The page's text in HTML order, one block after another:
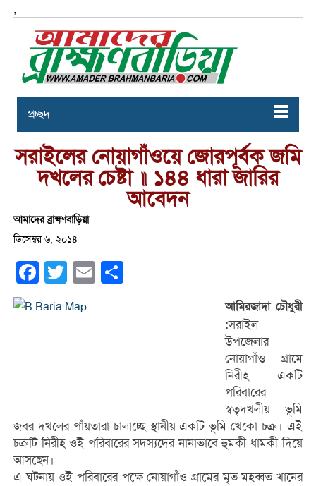
,
প্রচ্ছদ
সরাইলের নোয়াগাঁওয়ে জোরপূর্বক জমি
দখলের চেষ্টা ॥ ১৪৪ ধারা জারির
আবেদন
আমাদের ব্রাহ্মণবাড়িয়া
ডিসেম্বর ৬, ২০১৪
Facebook
Twitter Email
আমিরজাদা চৌধুরী
:সরাইল
উপজেলার
নোয়াগাঁও গ্রামে
নিরীহ একটি
পরিবারের
স্বত্বদখলীয় ভূমি
জবর দখলের পাঁয়তারা চালাচ্ছে স্থানীয় একটি ভূমি খেকো চক্র। এই
চক্রটি নিরীহ ওই পরিবারের সদস্যদের নানাভাবে হুমকী-ধামকী দিয়ে
আসছেন।
এ ঘটনায় ওই পরিবারের পক্ষে নোয়াগাঁও গ্রামের মৃত মহব্বত খানের